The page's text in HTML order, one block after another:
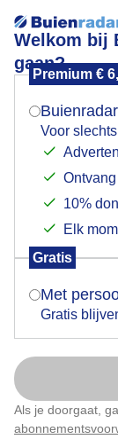
Welkom bij
gaan?
Premium €
Voor slechts
10%
Elk
Gratis
Met
Gratis
Als je doorgaat,
klam
Populaire
Lente
Zomer
Mogen
Indien je
verschijnt